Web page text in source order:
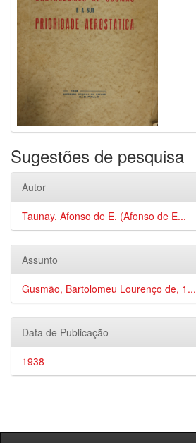
Sugestões de pesquisa
Autor
Taunay, Afonso de E. (Afonso de E...
Assunto
Gusmão, Bartolomeu Lourenço de, 1...
Data de Publicação
1938